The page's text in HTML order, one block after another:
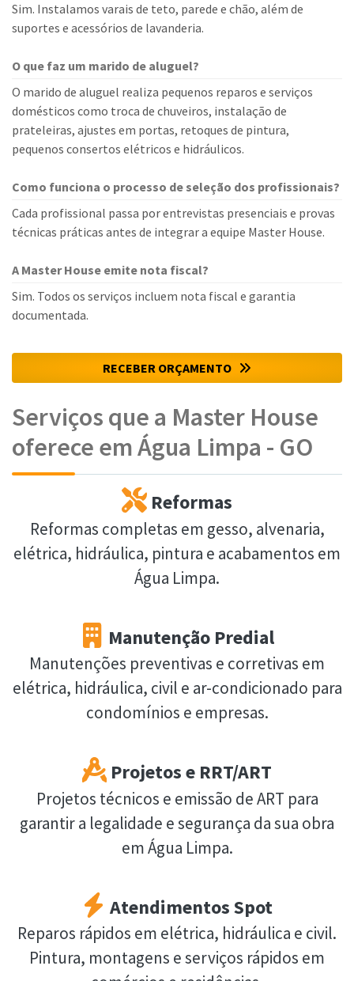
Sim. Instalamos varais de teto, parede e chão, além de
suportes e acessórios de lavanderia.
O que faz um marido de aluguel?
O marido de aluguel realiza pequenos reparos e serviços
domésticos como troca de chuveiros, instalação de
prateleiras, ajustes em portas, retoques de pintura,
pequenos consertos elétricos e hidráulicos.
Como funciona o processo de seleção dos profissionais?
Cada profissional passa por entrevistas presenciais e provas
técnicas práticas antes de integrar a equipe Master House.
A Master House emite nota fiscal?
Sim. Todos os serviços incluem nota fiscal e garantia
documentada.
RECEBER ORÇAMENTO
Serviços que a Master House
oferece em Água Limpa - GO
Reformas
Reformas completas em gesso, alvenaria,
elétrica, hidráulica, pintura e acabamentos em
Água Limpa.
Manutenção Predial
Manutenções preventivas e corretivas em
elétrica, hidráulica, civil e ar-condicionado para
condomínios e empresas.
Projetos e RRT/ART
Projetos técnicos e emissão de ART para
garantir a legalidade e segurança da sua obra
em Água Limpa.
Atendimentos Spot
Reparos rápidos em elétrica, hidráulica e civil.
Pintura, montagens e serviços rápidos em